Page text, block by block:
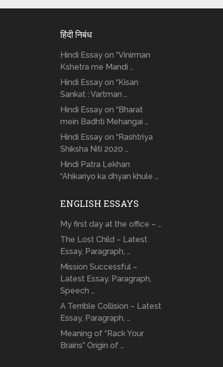
हिंदी निबंध
Hindi Essay on “Vinirman
Kshetra me Mandi …
Hindi Essay on “Kisan
Sankat : Vartman …
Hindi Essay on “Bharat
mein Badhti Mehangai …
Hindi Essay on “Rashtriya
Shiksha Niti 2020 …
Hindi Patra Lekhan
“Ahikariyo ka dhyan khule …
ENGLISH ESSAYS
My first day at the office – …
The Lost Child – Latest
Essay, Paragraph, …
Mission Successful –
Latest Essay, Paragraph,
Speech …
A Terrible Collision – Latest
Essay, Paragraph, …
Meaning of “Rack Your
Brains” Origin of …